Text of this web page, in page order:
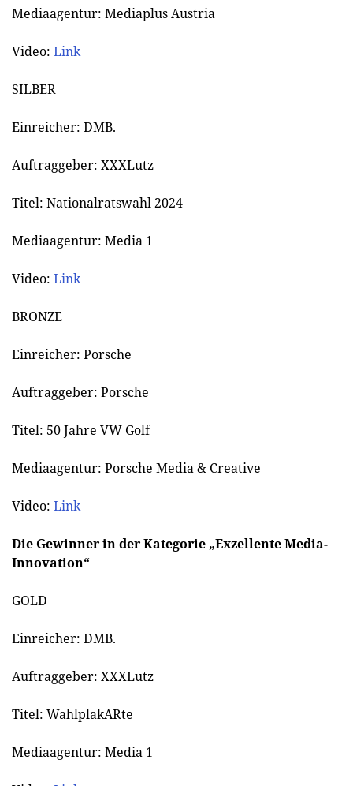
Mediaagentur: Mediaplus Austria
Video: Link
SILBER
Einreicher: DMB.
Auftraggeber: XXXLutz
Titel: Nationalratswahl 2024
Mediaagentur: Media 1
Video: Link
BRONZE
Einreicher: Porsche
Auftraggeber: Porsche
Titel: 50 Jahre VW Golf
Mediaagentur: Porsche Media & Creative
Video: Link
Die Gewinner in der Kategorie „Exzellente Media-
Innovation“
GOLD
Einreicher: DMB.
Auftraggeber: XXXLutz
Titel: WahlplakARte
Mediaagentur: Media 1